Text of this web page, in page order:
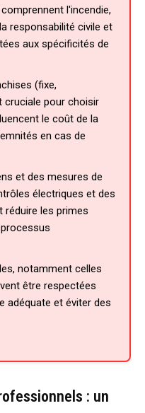
l'incendie,
responsabilité civile et
aux spécificités de
(fixe,
cruciale pour choisir
le coût de la
en cas de
et des mesures de
électriques et des
réduire les primes
notamment celles
être respectées
adéquate et éviter des
: un